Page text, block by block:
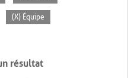
(X) Équipe
résultat